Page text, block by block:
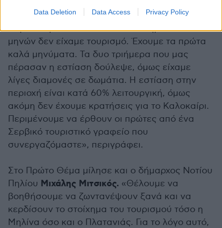
Data Deletion Data Access Privacy Policy
γρήγορα. Σήμερα ηΜηλίναείναι λειτουργικό
χωριό. Βέβαια όλο αυτό το διάστημα των επτά
μηνών δεν είχαμε τουρισμό. Έχουμε τα πρώτα
καλά μηνύματα. Τα δυο τριήμερα που μας
πέρασαν η εστίαση δούλεψε, όμως είχαμε
λίγες διαμονές σε δωμάτια. Η εστίαση στην
περιοχή είναι κατά 60% λειτουργική, όμως
ακόμη δεν έχουμε κρατήσεις για το Καλοκαίρι.
Περιμένουμε να έρθουν οι πρώτες από ένα
Σερβικό τουριστικό γραφείο που
συνεργαζόμαστε», περιγράφει.
Στο Πρώτο Θέμα μίλησε και ο δήμαρχος Νοτίου
Πηλίου Μιχάλης Μιτσικός. «Θέλουμε να
βοηθήσουμε να ζωντανέψουν ξανά και να
κερδίσουν το στοίχημα του τουρισμού τόσο η
Μηλίνα όσο και ο Πλατανιάς. Για το λόγο αυτό,